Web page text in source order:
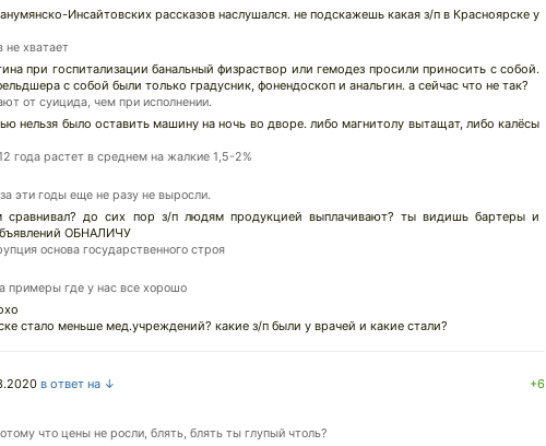
Инсайтовских рассказов наслушался. не подскажешь какая з/п в Красноярске у
не хватает
при госпитализации банальный физраствор или гемодез просили приносить с собой.
с собой были только градусник, фонендоскоп и анальгин. а сейчас что не так?
от суицида, чем при исполнении.
нельзя было оставить машину на ночь во дворе. либо магнитолу вытащат, либо калёсы
года растет в среднем на жалкие 1,5-2%
эти годы еще не разу не выросли.
сравнивал? до сих пор з/п людям продукцией выплачивают? ты видишь бартеры и
ОБНАЛИЧУ
основа государственного строя
примеры где у нас все хорошо
стало меньше мед.учреждений? какие з/п были у врачей и какие стали?
в ответ на ↓ +6
что цены не росли, блять, блять ты глупый чтоль?